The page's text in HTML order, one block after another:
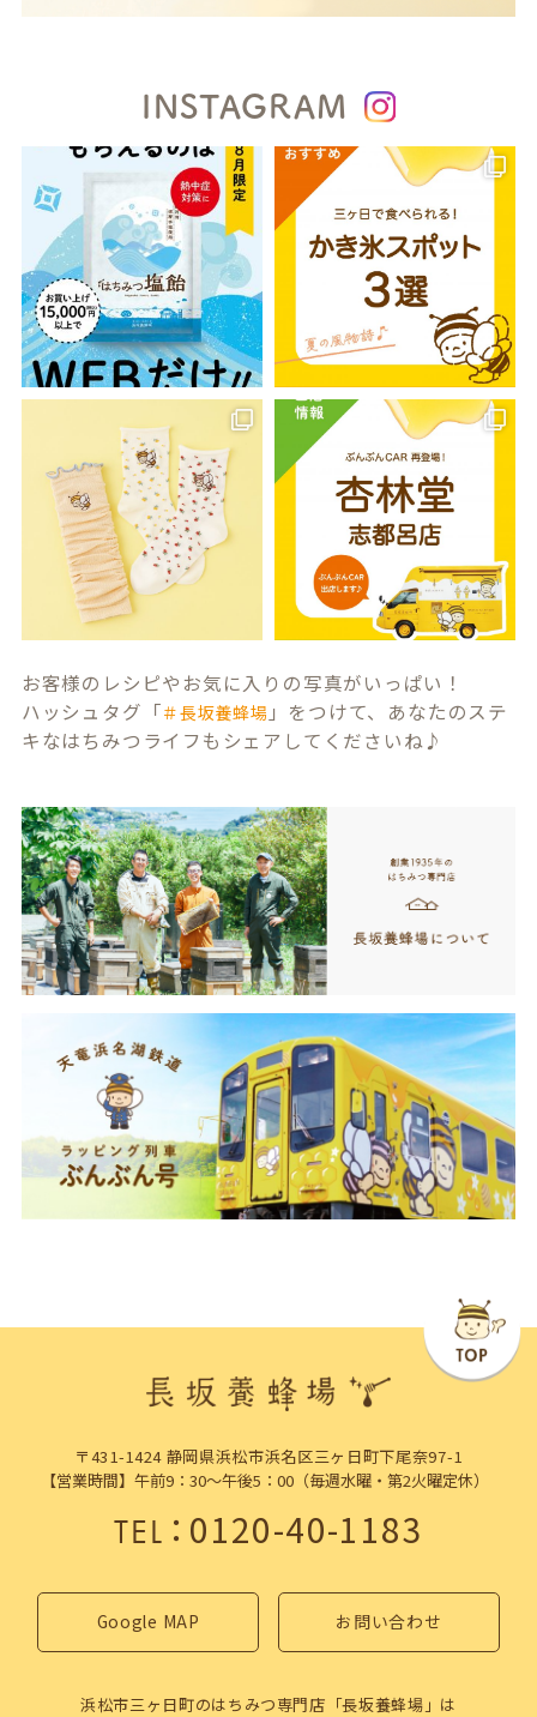
INSTAGRAM
お客様のレシピやお気に入りの写真がいっぱい！
ハッシュタグ「＃長坂養蜂場 」をつけて、あなたのステ
キなはちみつライフもシェアしてくださいね♪
〒431-1424 静岡県浜松市浜名区三ヶ日町下尾奈97-1
【営業時間】午前9：30～午後5：00（毎週水曜・第2火曜定休）
TEL：0120-40-1183
Google MAP お問い合わせ
浜松市三ヶ日町のはちみつ専門店「長坂養蜂場」は